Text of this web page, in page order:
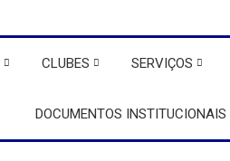
CLUBES SERVIÇOS
DOCUMENTOS